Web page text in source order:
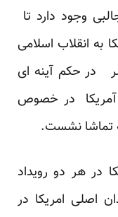
وجود دارد تا
به انقلاب اسلامی
در حکم آینه ای
در خصوص
تماشا نشست.
هر دو رویداد
اصلی امریکا در